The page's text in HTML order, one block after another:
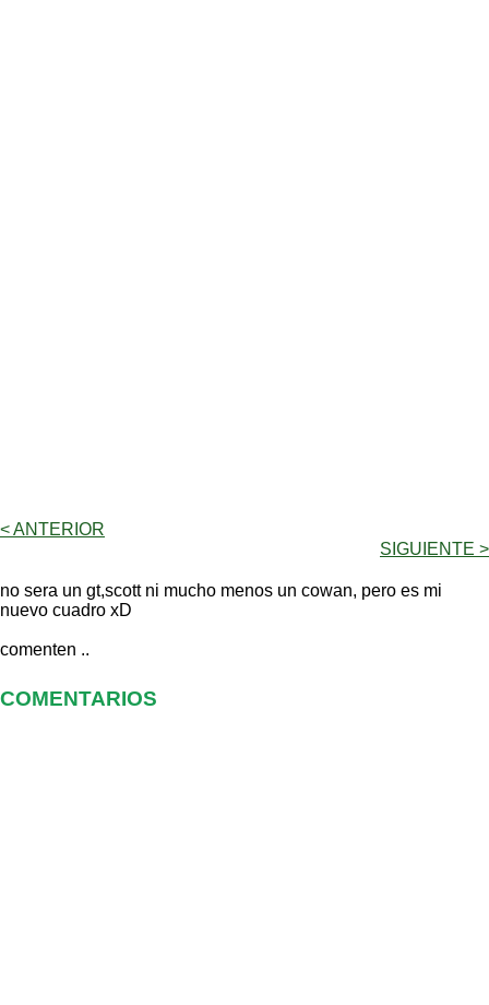
< ANTERIOR
SIGUIENTE >
no sera un gt,scott ni mucho menos un cowan, pero es mi
nuevo cuadro xD
comenten ..
COMENTARIOS